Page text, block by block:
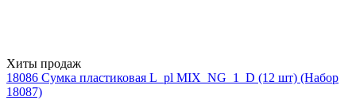
Хиты продаж
18086 Сумка пластиковая L_pl MIX_NG_1_D (12 шт) (Набор
18087)